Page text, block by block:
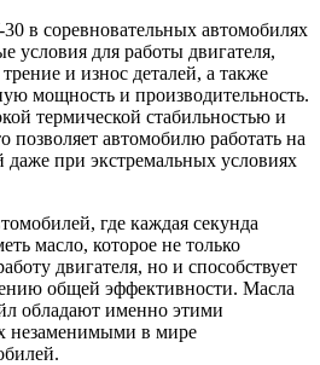
в соревновательных автомобилях
условия для работы двигателя,
и износ деталей, а также
мощность и производительность.
термической стабильностью и
позволяет автомобилю работать на
даже при экстремальных условиях
где каждая секунда
масло, которое не только
двигателя, но и способствует
общей эффективности. Масла
обладают именно этими
незаменимыми в мире